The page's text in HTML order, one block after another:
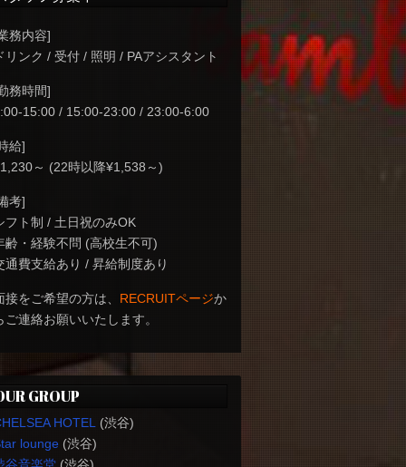
務内容]
リンク / 受付 / 照明 / PAアシスタント
務時間]
15:00 / 15:00-23:00 / 23:00-6:00
給]
～ (22時以降¥1,538～)
考]
フト制 / 土日祝のみOK
齢・経験不問 (高校生不可)
通費支給あり / 昇給制度あり
接をご希望の方は、 RECRUITページか
ご連絡お願いいたします。
GROUP
HOTEL
(渋谷)
lounge(渋谷)